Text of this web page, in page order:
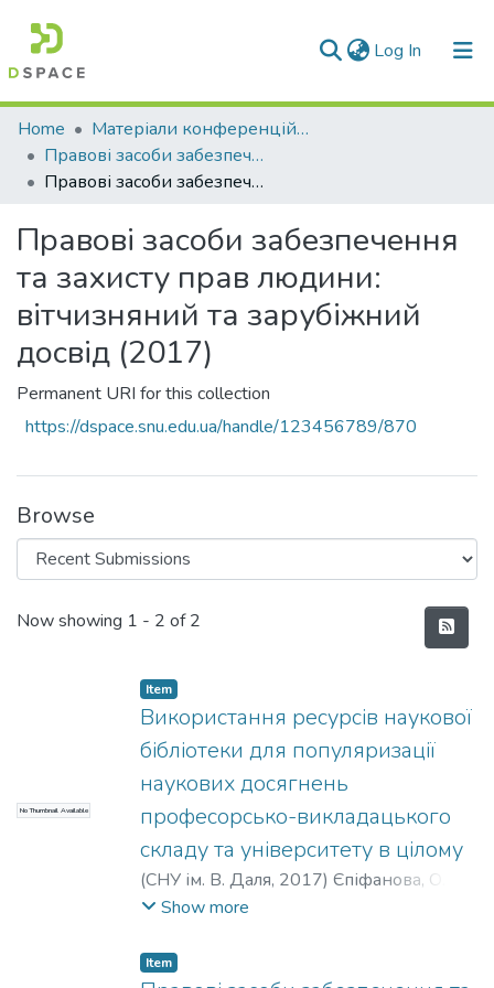
Log In (current)
Communities & Collections
All of DSpace
Home
Матеріали конференцій та семінарів
Правові засоби забезпечення та захисту прав людини : вітчизняний та зарубіжний досвід
Правові засоби забезпечення та захисту прав людини: вітчизняний та зарубіжний досвід (2017)
Правові засоби забезпечення
та захисту прав людини:
вітчизняний та зарубіжний
досвід (2017)
Permanent URI for this collection
https://dspace.snu.edu.ua/handle/123456789/870
Browse
Recent Submissions
Now showing 1 - 2 of 2
No Thumbnail Available
Item
Використання ресурсів наукової
бібліотеки для популяризації
наукових досягнень
професорсько-викладацького
складу та університету в цілому
(СНУ ім. В. Даля, 2017) Єпіфанова, О. В.
Савельєва, В. В.
Show more
Item